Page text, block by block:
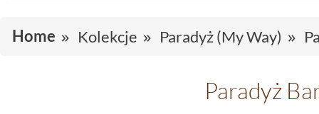
Home Kolekcje Paradyż (My Way)
Paradyż